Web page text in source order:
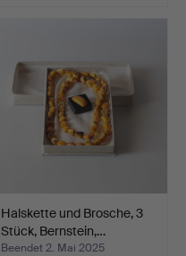
Halskette und Brosche, 3
Stück, Bernstein,…
Beendet 2. Mai 2025